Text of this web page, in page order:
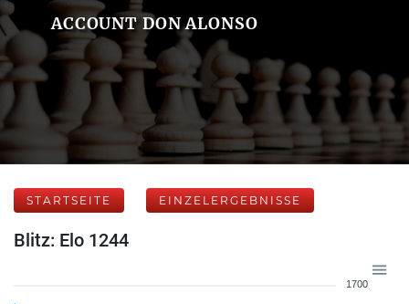
ACCOUNT DON ALONSO
STARTSEITE EINZELERGEBNISSE
Blitz: Elo 1244
1700